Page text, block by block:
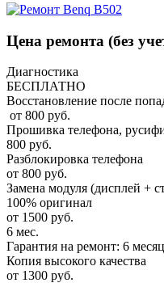
Цена ремонта (без
Диагностика
БЕСПЛАТНО
Восстановление после
от 800 руб.
Прошивка телефона,
800 руб.
Разблокировка телефона
от 800 руб.
Замена модуля (дисплей +
100% оригинал
от 1500 руб.
6 мес.
Гарантия на ремонт: 6
Копия высокого качества
от 1300 руб.